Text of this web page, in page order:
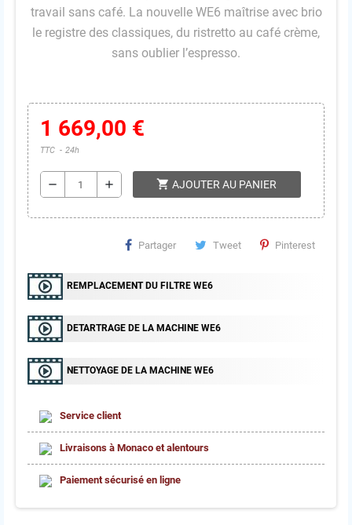
travail sans café. La nouvelle WE6 maîtrise avec brio
le registre des classiques, du ristretto au café crème,
sans oublier l’espresso.
1 669,00 €
TTC 24h
remove add shopping_cart AJOUTER AU PANIER
Partager Tweet Pinterest
REMPLACEMENT DU FILTRE WE6
DETARTRAGE DE LA MACHINE WE6
NETTOYAGE DE LA MACHINE WE6
Service client
Livraisons à Monaco et alentours
Paiement sécurisé en ligne